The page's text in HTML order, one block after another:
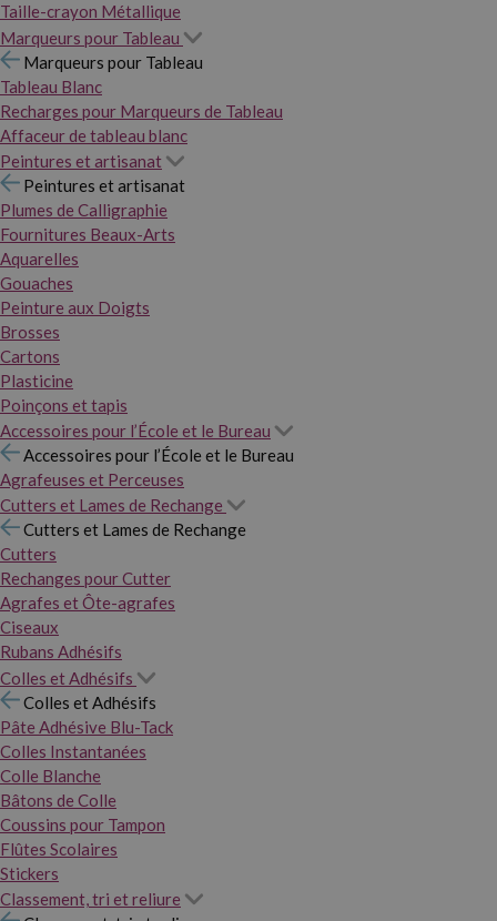
Taille-crayon Métallique
Marqueurs pour Tableau
Marqueurs pour Tableau
Tableau Blanc
Recharges pour Marqueurs de Tableau
Affaceur de tableau blanc
Peintures et artisanat
Peintures et artisanat
Plumes de Calligraphie
Fournitures Beaux-Arts
Aquarelles
Gouaches
Peinture aux Doigts
Brosses
Cartons
Plasticine
Poinçons et tapis
Accessoires pour l’École et le Bureau
Accessoires pour l’École et le Bureau
Agrafeuses et Perceuses
Cutters et Lames de Rechange
Cutters et Lames de Rechange
Cutters
Rechanges pour Cutter
Agrafes et Ôte-agrafes
Ciseaux
Rubans Adhésifs
Colles et Adhésifs
Colles et Adhésifs
Pâte Adhésive Blu-Tack
Colles Instantanées
Colle Blanche
Bâtons de Colle
Coussins pour Tampon
Flûtes Scolaires
Stickers
Classement, tri et reliure